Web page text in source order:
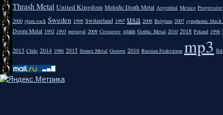
Thrash Metal United Kingdom Melodic Death Metal Argentīnā Mexico Progressive
2000 glam rock Sweden 1998 Switzerland 1997 usa 2008 Belgium 2007 symphonic
Doom Metal 1992 1993 portugal 2009 Crossover spain Gothic Metal 2010 2018 Poland 1996
2013 Chile 2014 1986 2015 Stoner Metal Groove 2016 Russian Federation mp3